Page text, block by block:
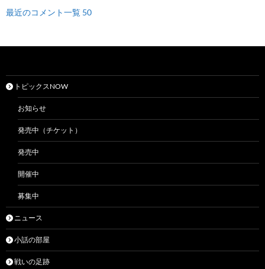
最近のコメント一覧 50
トピックスNOW
お知らせ
発売中（チケット）
発売中
開催中
募集中
ニュース
小話の部屋
戦いの足跡